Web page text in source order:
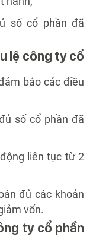
số cổ phần đã
lệ công ty cổ
bảo các điều
số cổ phần đã
liên tục từ 2
đủ các khoản
vốn.
ty cổ phần